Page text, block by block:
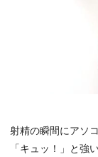
射精の瞬間にアソ
「キュッ！」と強